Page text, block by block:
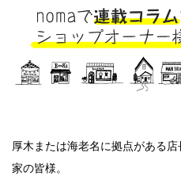
厚木または海老名に拠点がある
家の皆様。